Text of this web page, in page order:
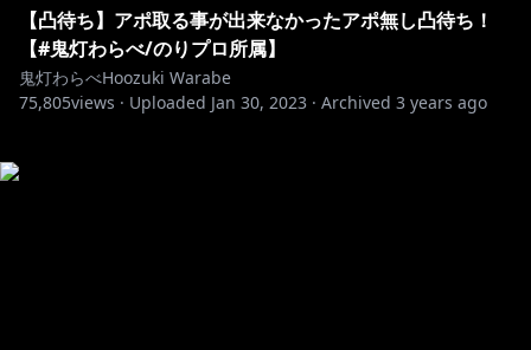
【凸待ち】アポ取る事が出来なかったアポ無し凸待ち！
【#鬼灯わらべ/のりプロ所属】
鬼灯わらべHoozuki Warabe
75,805views · Uploaded Jan 30, 2023 · Archived 3 years ago